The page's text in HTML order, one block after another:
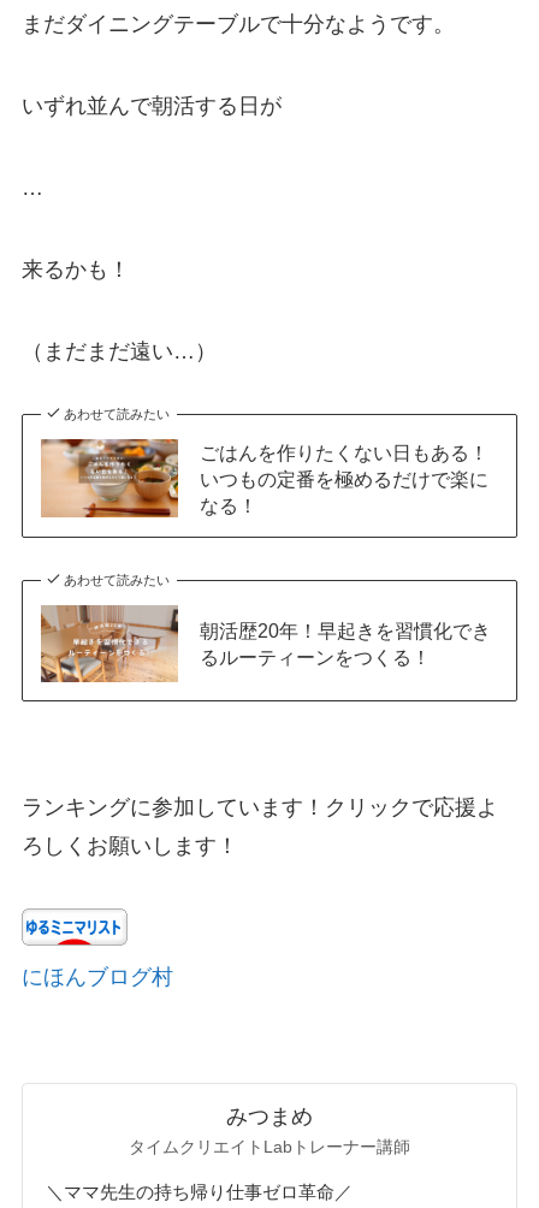
まだダイニングテーブルで十分なようです。
いずれ並んで朝活する日が
…
来るかも！
（まだまだ遠い…）
あわせて読みたい
ごはんを作りたくない日もある！
いつもの定番を極めるだけで楽に
なる！
あわせて読みたい
朝活歴20年！早起きを習慣化でき
るルーティーンをつくる！
ランキングに参加しています！クリックで応援よ
ろしくお願いします！
にほんブログ村
みつまめ
タイムクリエイトLabトレーナー講師
＼ママ先生の持ち帰り仕事ゼロ革命／